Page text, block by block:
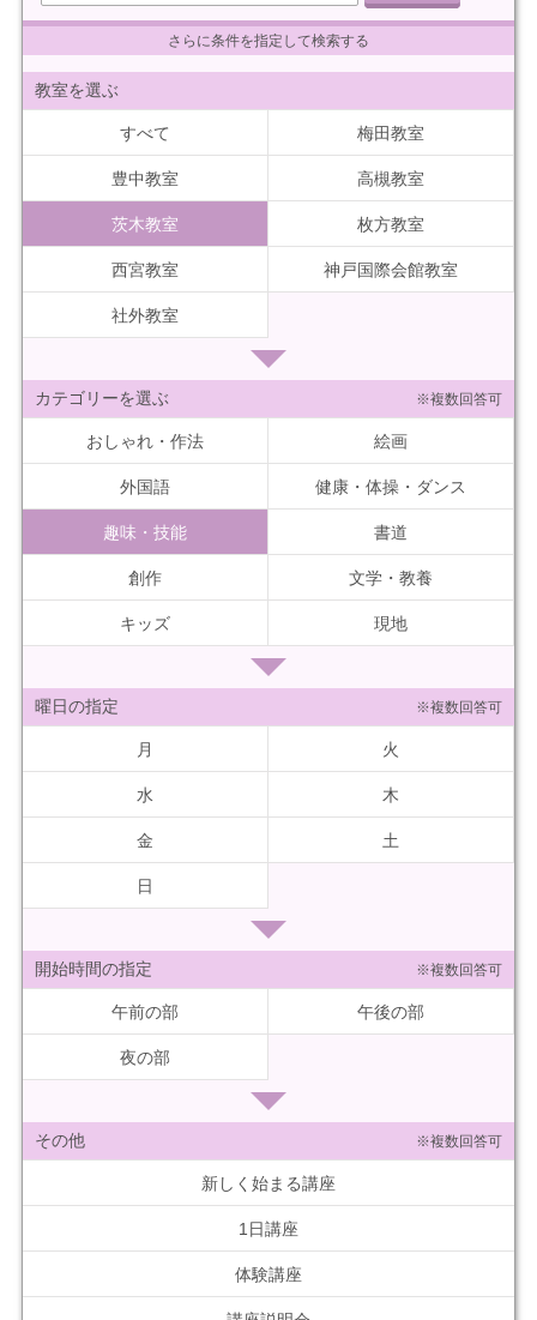
さらに条件を指定して検索する
教室を選ぶ
すべて 梅田教室
豊中教室 高槻教室
茨木教室 枚方教室
西宮教室 神戸国際会館教室
社外教室
カテゴリーを選ぶ ※複数回答可
おしゃれ・作法 絵画
外国語 健康・体操・ダンス
趣味・技能 書道
創作 文学・教養
キッズ 現地
曜日の指定 ※複数回答可
月 火
水 木
金 土
日
開始時間の指定 ※複数回答可
午前の部 午後の部
夜の部
その他 ※複数回答可
新しく始まる講座
1日講座
体験講座